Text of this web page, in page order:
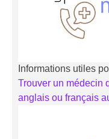
Informations utiles
Trouver un médecin
anglais ou français